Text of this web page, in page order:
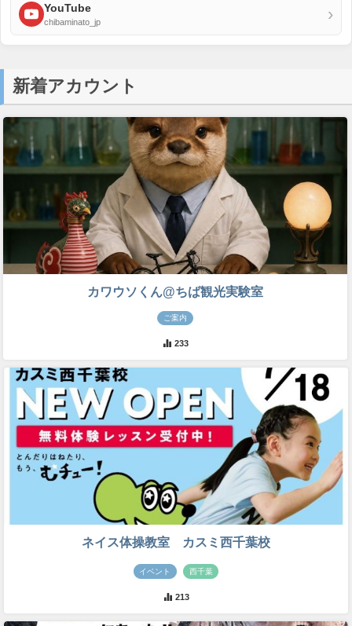
YouTube
chibaminato_jp ›
新着アカウント
カワウソくん@ちば観光実験室
ご案内
233
ネイス体操教室 カスミ西千葉校
イベント 西千葉
213